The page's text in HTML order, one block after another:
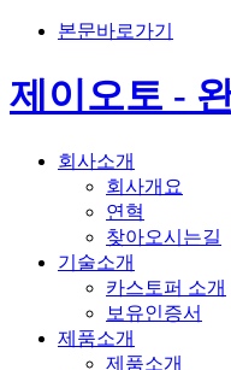
본문바로가기
제이오토 -
회사소개
회사개요
연혁
찾아오시는길
기술소개
카스토퍼 소개
보유인증서
제품소개
제품소개